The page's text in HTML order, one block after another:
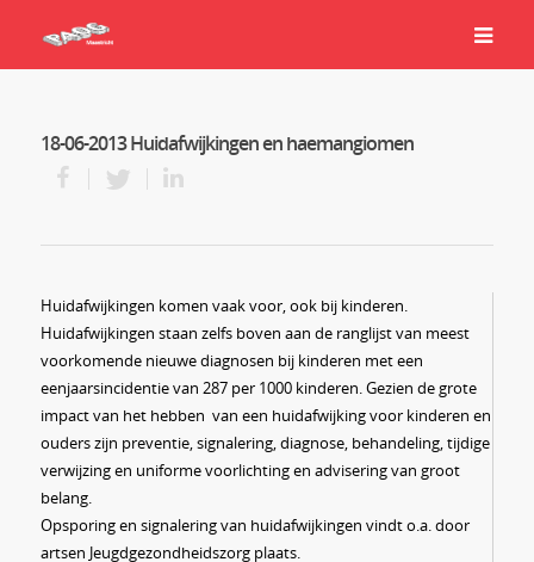
18-06-2013 Huidafwijkingen en haemangiomen
Huidafwijkingen komen vaak voor, ook bij kinderen.
Huidafwijkingen staan zelfs boven aan de ranglijst van meest
voorkomende nieuwe diagnosen bij kinderen met een
eenjaarsincidentie van 287 per 1000 kinderen. Gezien de grote
impact van het hebben van een huidafwijking voor kinderen en
ouders zijn preventie, signalering, diagnose, behandeling, tijdige
verwijzing en uniforme voorlichting en advisering van groot
belang.
Opsporing en signalering van huidafwijkingen vindt o.a. door
artsen Jeugdgezondheidszorg plaats.